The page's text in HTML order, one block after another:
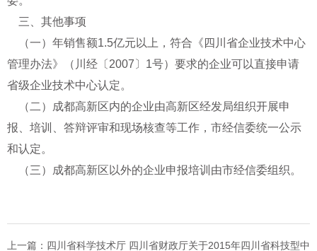
三、其他事项
（一）年销售额1.5亿元以上，符合《四川省企业技术中心
管理办法》（川经〔2007〕1号）要求的企业可以直接申请
省级企业技术中心认定。
（二）成都高新区内的企业由高新区经发局组织开展申
报、培训、答辩评审和现场核查等工作，市经信委统一公示
和认定。
（三）成都高新区以外的企业申报培训由市经信委组织。
上一篇：四川省科学技术厅 四川省财政厅关于2015年四川省科技型中